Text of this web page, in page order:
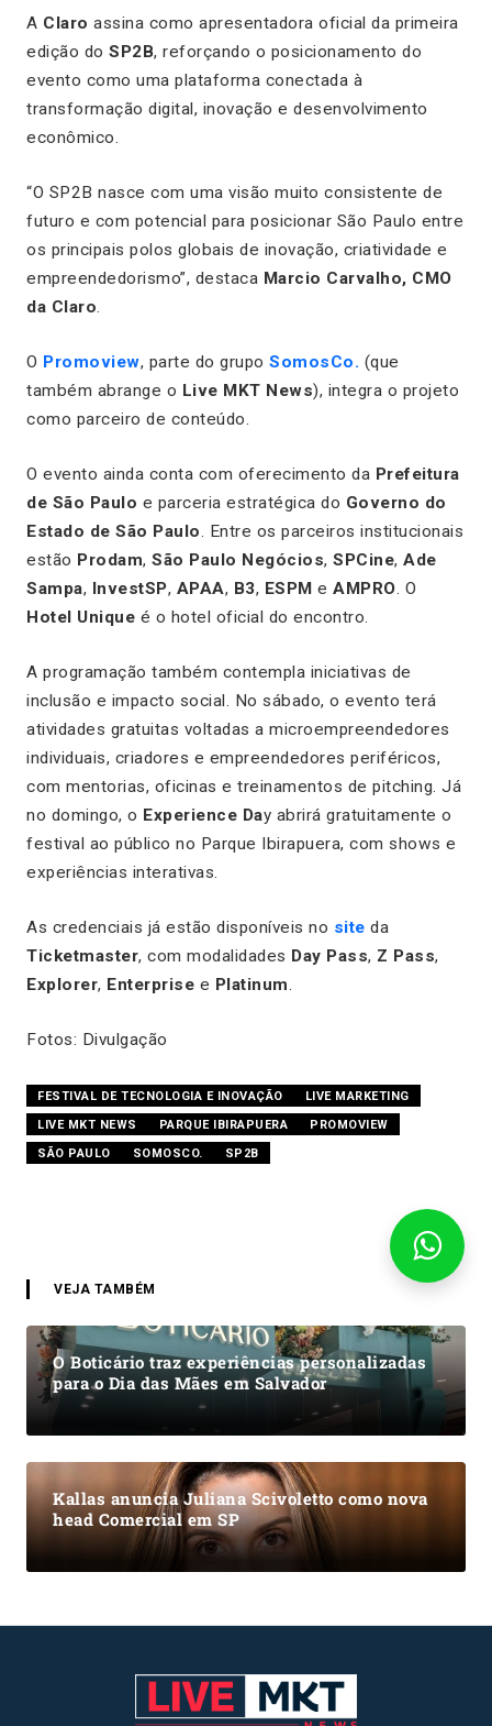
A Claro assina como apresentadora oficial da primeira
edição do SP2B, reforçando o posicionamento do
evento como uma plataforma conectada à
transformação digital, inovação e desenvolvimento
econômico.
“O SP2B nasce com uma visão muito consistente de
futuro e com potencial para posicionar São Paulo entre
os principais polos globais de inovação, criatividade e
empreendedorismo”, destaca Marcio Carvalho, CMO
da Claro.
O Promoview, parte do grupo SomosCo. (que
também abrange o Live MKT News), integra o projeto
como parceiro de conteúdo.
O evento ainda conta com oferecimento da Prefeitura
de São Paulo e parceria estratégica do Governo do
Estado de São Paulo. Entre os parceiros institucionais
estão Prodam, São Paulo Negócios, SPCine, Ade
Sampa, InvestSP, APAA, B3, ESPM e AMPRO. O
Hotel Unique é o hotel oficial do encontro.
A programação também contempla iniciativas de
inclusão e impacto social. No sábado, o evento terá
atividades gratuitas voltadas a microempreendedores
individuais, criadores e empreendedores periféricos,
com mentorias, oficinas e treinamentos de pitching. Já
no domingo, o Experience Day abrirá gratuitamente o
festival ao público no Parque Ibirapuera, com shows e
experiências interativas.
As credenciais já estão disponíveis no site da
Ticketmaster, com modalidades Day Pass, Z Pass,
Explorer, Enterprise e Platinum.
Fotos: Divulgação
FESTIVAL DE TECNOLOGIA E INOVAÇÃO
LIVE MARKETING
LIVE MKT NEWS
PARQUE IBIRAPUERA
PROMOVIEW
SÃO PAULO
SOMOSCO. SP2B
VEJA TAMBÉM
O Boticário traz experiências personalizadas
para o Dia das Mães em Salvador
Kallas anuncia Juliana Scivoletto como nova
head Comercial em SP